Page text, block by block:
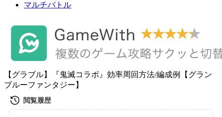
マルチバトル
【グラブル】『鬼滅コラボ』効率周回方法/編成例【グラン
ブルーファンタジー】